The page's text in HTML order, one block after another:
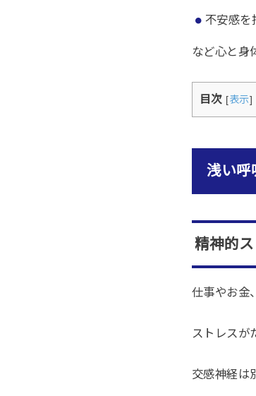
不安感を
など心と身
目次 [表示]
浅い呼
精神的
仕事やお金
ストレスが
交感神経は